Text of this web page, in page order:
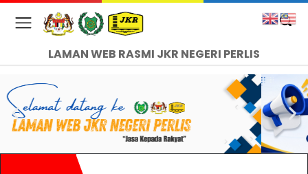
LAMAN WEB RASMI JKR NEGERI PERLIS